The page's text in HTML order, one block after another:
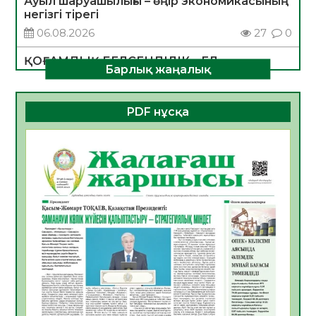
негізгі тірегі
06.08.2026
27 0
ҚОҒАМДЫҚ БЕЛСЕНДІЛІК – ЕЛ
ДАМУЫНЫҢ НЕГІЗІ
06.08.2026
25 0
ҚҰРЫЛТАЙ САЙЛАУЫ – БОЛАШАҚҚА
БАСТАР ЖАУАПТЫ ТАҢДАУ
06.08.2026
Инфекциялық ауруларға қарсы иммундау
жұмыстарының тиімділігі
06.08.2026
29
Көкжөтел ауруы туралы
06.08.2026
26
АПВ вакцинасы туралы мәлімет
06.08.2026
27
Барлық жаңалық
PDF нұсқа